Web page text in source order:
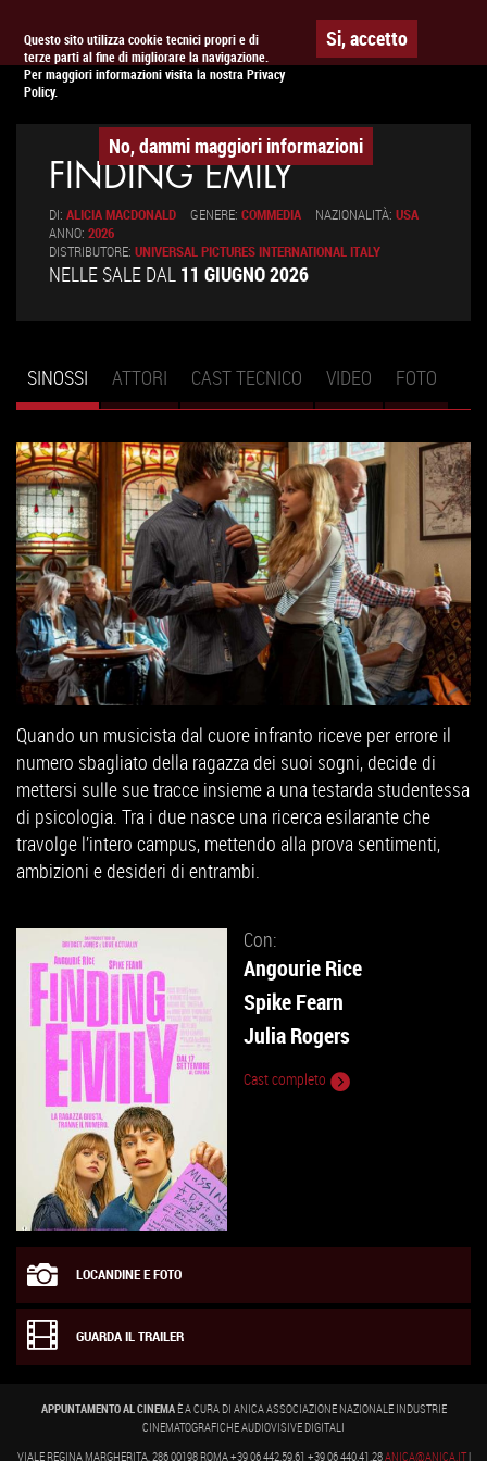
Questo sito utilizza cookie tecnici propri e di
terze parti al fine di migliorare la navigazione.
Per maggiori informazioni visita la nostra Privacy
Policy.
Si, accetto
No, dammi maggiori informazioni
APPUNTAMENTO AL CINEMA
FINDING EMILY
DI: ALICIA MACDONALD GENERE: COMMEDIA NAZIONALITÀ: USA
ANNO: 2026
DISTRIBUTORE: UNIVERSAL PICTURES INTERNATIONAL ITALY
NELLE SALE DAL 11 GIUGNO 2026
Schede primarie
SINOSSI (SCHEDA
ATTIVA)
ATTORI CAST TECNICO VIDEO FOTO
Quando un musicista dal cuore infranto riceve per errore il
numero sbagliato della ragazza dei suoi sogni, decide di
mettersi sulle sue tracce insieme a una testarda studentessa
di psicologia. Tra i due nasce una ricerca esilarante che
travolge l’intero campus, mettendo alla prova sentimenti,
ambizioni e desideri di entrambi.
Con:
Angourie Rice
Spike Fearn
Julia Rogers
Cast completo
LOCANDINE E FOTO
GUARDA IL TRAILER
APPUNTAMENTO AL CINEMAÈ A CURA DI ANICA ASSOCIAZIONE NAZIONALE INDUSTRIE
CINEMATOGRAFICHE AUDIOVISIVE DIGITALI
VIALE REGINA MARGHERITA, 286 00198 ROMA +39 06 442.59.61 +39 06 440.41.28ANICA@ANICA.IT|